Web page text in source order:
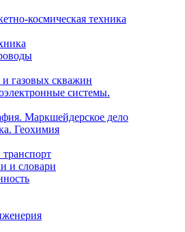
космическая техника
газовых скважин
системы.
Маркшейдерское дело
Геохимия
и словари